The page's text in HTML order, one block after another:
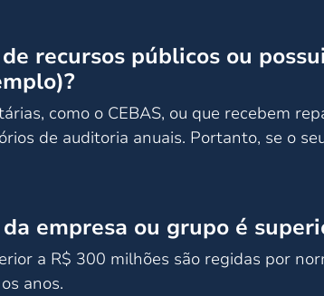
recursos públicos ou
como o CEBAS, ou que recebem
de auditoria anuais. Portanto, se o
empresa ou grupo é
a R$ 300 milhões são regidas por
anos.